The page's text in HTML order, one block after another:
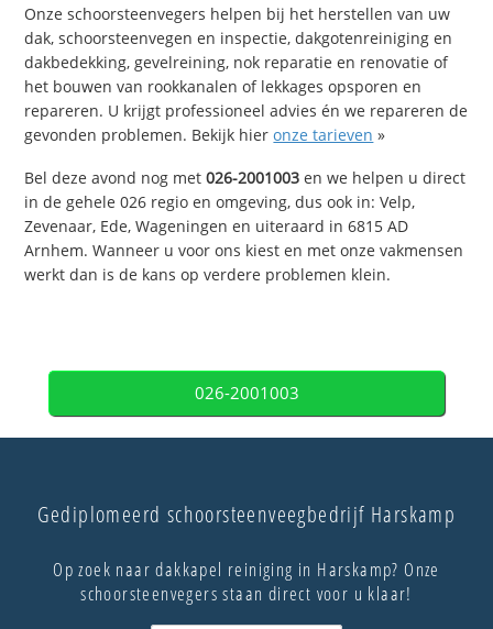
Onze schoorsteenvegers helpen bij het herstellen van uw
dak, schoorsteenvegen en inspectie, dakgotenreiniging en
dakbedekking, gevelreining, nok reparatie en renovatie of
het bouwen van rookkanalen of lekkages opsporen en
repareren. U krijgt professioneel advies én we repareren de
gevonden problemen. Bekijk hieronze tarieven »
Bel deze avond nog met026-2001003 en we helpen u direct
in de gehele 026 regio en omgeving, dus ook in: Velp,
Zevenaar, Ede, Wageningen en uiteraard in 6815 AD
Arnhem. Wanneer u voor ons kiest en met onze vakmensen
werkt dan is de kans op verdere problemen klein.
026-2001003
Gediplomeerd schoorsteenveegbedrijf Harskamp
Op zoek naar dakkapel reiniging in Harskamp? Onze
schoorsteenvegers staan direct voor u klaar!